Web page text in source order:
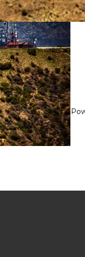
Gran Cañon, Lake